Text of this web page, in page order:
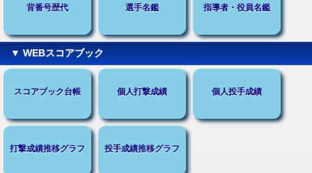
背番号歴代 選手名鑑 指導者・役員名鑑
▼ WEBスコアブック
スコアブック台帳 個人打撃成績 個人投手成績
打撃成績推移グラフ 投手成績推移グラフ